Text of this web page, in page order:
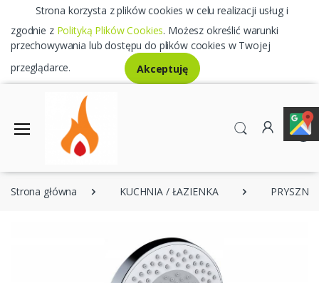
Strona korzysta z plików cookies w celu realizacji usług i
zgodnie z Polityką Plików Cookies. Możesz określić warunki
przechowywania lub dostępu do plików cookies w Twojej
przeglądarce.
Akceptuję
0
Strona główna KUCHNIA / ŁAZIENKA